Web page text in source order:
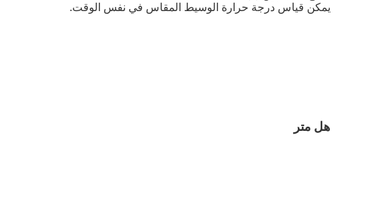
يمكن قياس درجة حرارة الوسيط المقاس في نفس الوقت.
هل متر